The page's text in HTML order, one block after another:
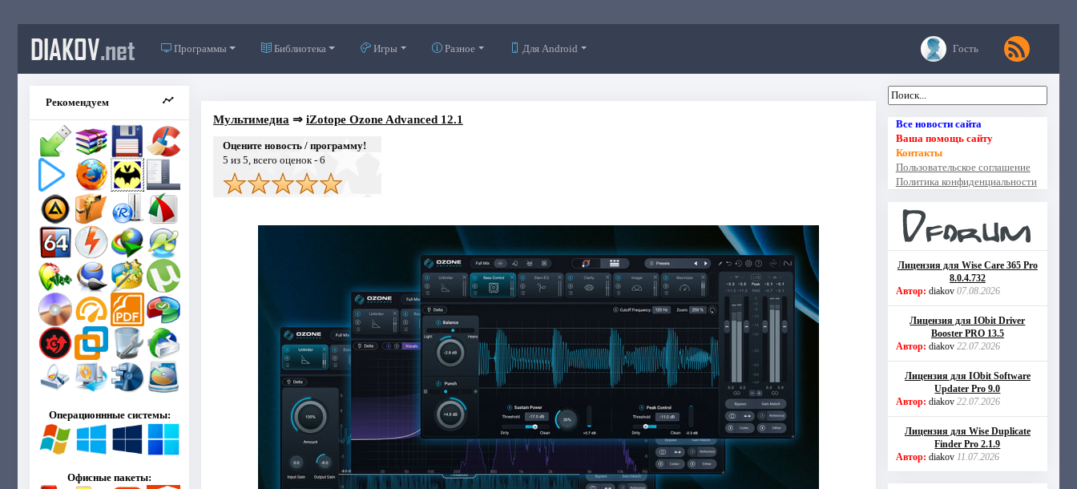
DIAKOV.net Программы Библиотека Игры Разное Для Android Гость
Рекомендуем
Операционнные системы:
Офисные пакеты:
Мультимедиа ⇒ iZotope Ozone Advanced 12.1
Оцените новость / программу!
5 из 5, всего оценок - 6
Все новости сайта
Ваша помощь сайту
Контакты
Пользовательское соглашение
Политика конфиденциальности
Лицензия для Wise Care 365 Pro
8.0.4.732
Автор: diakov 07.08.2026
Лицензия для IObit Driver
Booster PRO 13.5
Автор: diakov 22.07.2026
Лицензия для IObit Software
Updater Pro 9.0
Автор: diakov 22.07.2026
Лицензия для Wise Duplicate
Finder Pro 2.1.9
Автор: diakov 11.07.2026